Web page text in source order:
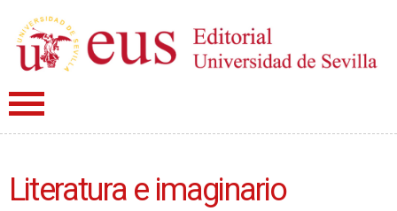
Literatura e imaginario